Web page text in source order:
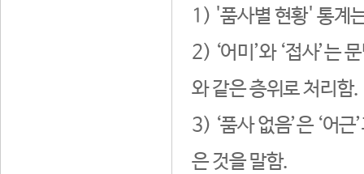
1) '품사별 현황' 통계
2) ‘어미’와 ‘접사’는
와 같은 층위로 처리함.
3) ‘품사 없음’은 ‘어
은 것을 말함.